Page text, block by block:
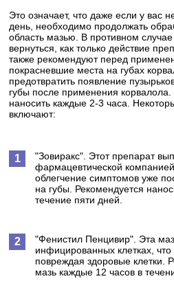
Это означает, что даже если у вас
день, необходимо продолжать
область мазью. В противном
вернуться, как только действие
также рекомендуют перед
покрасневшие места на губах
предотвратить появление
губы после применения
наносить каждые 2-3 часа.
включают:
"Зовиракс". Этот препарат
фармацевтической
облегчение симптомов уже
на губы. Рекомендуется
течение пяти дней.
"Фенистил Пенцивир". Эта
инфицированных клетках,
повреждая здоровые клетки.
мазь каждые 12 часов в